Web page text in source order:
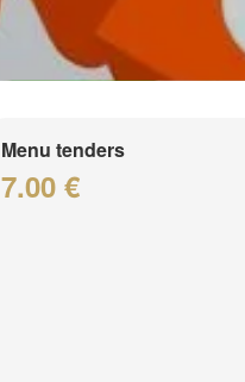
Menu tenders
7.00 €